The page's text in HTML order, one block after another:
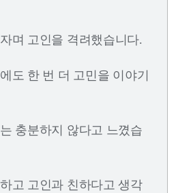
며 고인을 격려했습니다.
도 한 번 더 고민을 이야기
충분하지 않다고 느꼈습
고 고인과 친하다고 생각